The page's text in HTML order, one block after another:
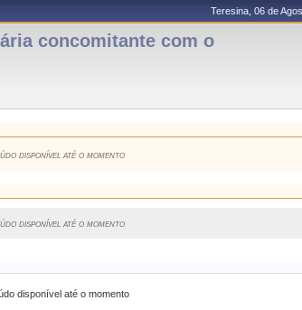
Teresina, 06 de
concomitante com o
disponível até o momento
disponível até o momento
disponível até o momento